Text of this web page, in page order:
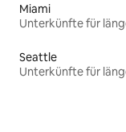
Miami
Seattle